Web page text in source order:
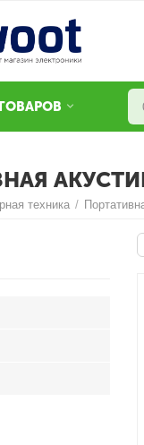
техника /